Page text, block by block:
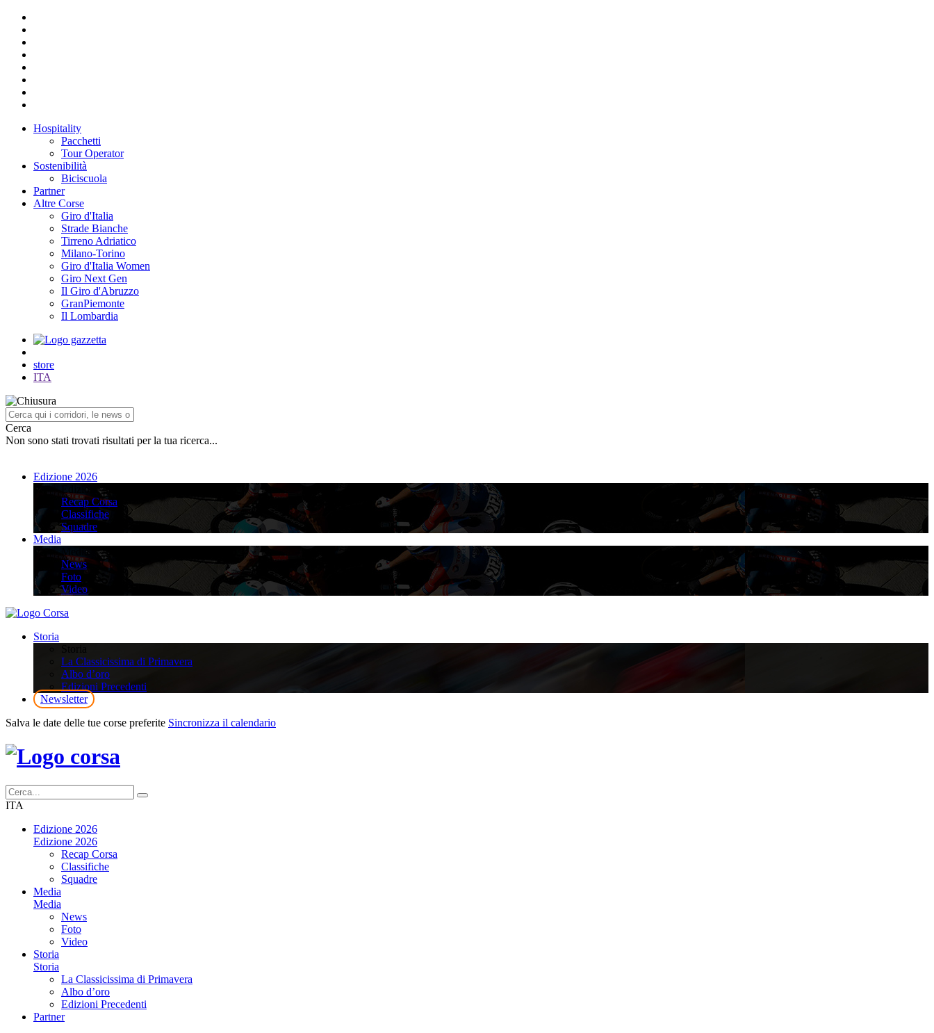
Hospitality
Pacchetti
Tour Operator
Sostenibilità
Biciscuola
Partner
Altre Corse
Giro d'Italia
Strade Bianche
Tirreno Adriatico
Milano-Torino
Giro d'Italia Women
Giro Next Gen
Il Giro d'Abruzzo
GranPiemonte
Il Lombardia
store
ITA
Cerca
Non sono stati trovati risultati per la tua ricerca...
Edizione 2026
Edizione 2026
Recap Corsa
Classifiche
Squadre
Media
Media
News
Foto
Video
Storia
La Classicissima di Primavera
Albo d’oro
Edizioni Precedenti
Newsletter
Salva le date delle tue corse preferite Sincronizza il calendario
ITA
Edizione 2026
Edizione 2026
Recap Corsa
Classifiche
Squadre
Media
Media
News
Foto
Video
Storia
Storia
La Classicissima di Primavera
Albo d’oro
Edizioni Precedenti
Partner